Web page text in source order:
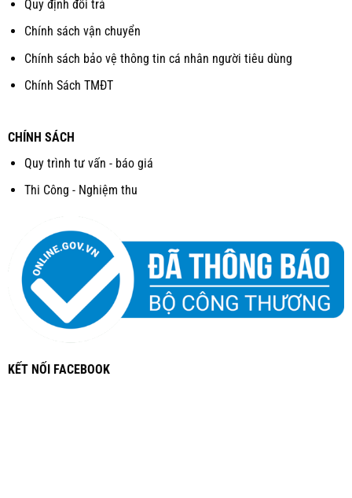
Quy định đổi trả
Chính sách vận chuyển
Chính sách bảo vệ thông tin cá nhân người tiêu dùng
Chính Sách TMĐT
CHÍNH SÁCH
Quy trình tư vấn - báo giá
Thi Công - Nghiệm thu
KẾT NỐI FACEBOOK